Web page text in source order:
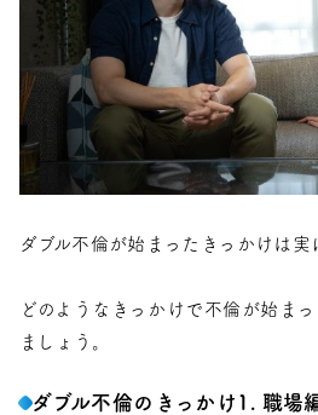
ダブル不倫が始まったきっかけは実
どのようなきっかけで不倫が始ま
ましょう。
ダブル不倫のきっかけ1. 職場